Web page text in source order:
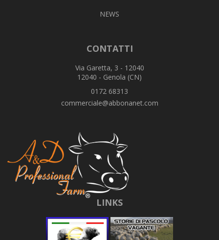
NEWS
CONTATTI
Via Garetta, 3 - 12040
12040 - Genola (CN)
0172 68313
commerciale@abbonanet.com
LINKS